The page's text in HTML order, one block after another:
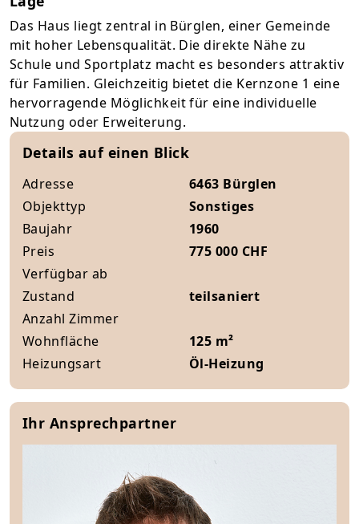
Das Haus liegt zentral in Bürglen, einer Gemeinde
mit hoher Lebensqualität. Die direkte Nähe zu
Schule und Sportplatz macht es besonders attraktiv
für Familien. Gleichzeitig bietet die Kernzone 1 eine
hervorragende Möglichkeit für eine individuelle
Nutzung oder Erweiterung.
Details auf einen Blick
Adresse
6463 Bürglen
Objekttyp
Sonstiges
Baujahr
1960
Preis
775 000 CHF
Verfügbar ab
Zustand
teilsaniert
Anzahl Zimmer
Wohnfläche
125 m²
Heizungsart
Öl-Heizung
Ihr Ansprechpartner